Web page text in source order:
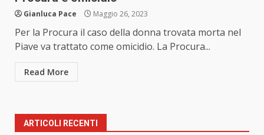
Gianluca Pace Maggio 26, 2023
Per la Procura il caso della donna trovata morta nel
Piave va trattato come omicidio. La Procura...
Read More
ARTICOLI RECENTI